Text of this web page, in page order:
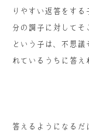
りやすい返答をする
分の調子に対して
という子は、不思
れているうちに答え
答えるようになる